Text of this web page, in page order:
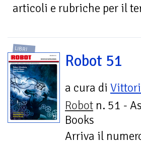
articoli e rubriche per il
LIBRI
Robot 51
a cura di
Robot n. 51 -
Books
Arriva il